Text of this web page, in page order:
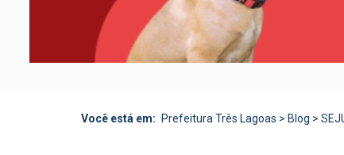
Você está em: Prefeitura Três Lagoas > Blog >